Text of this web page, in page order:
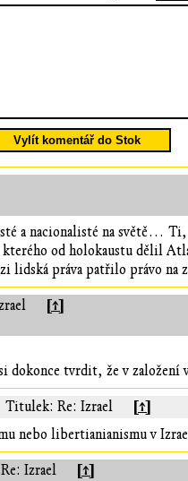
Vylít komentář do Stok
a nacionalisté na světě…
od holokaustu dělil
lidská práva patřilo právo na
[↑]
dokonce tvrdit, že v
Titulek: Re: Izrael [↑]
nebo libertianianismu v
Izrael [↑]